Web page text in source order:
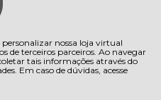
nossa loja virtual
de terceiros parceiros. Ao navegar
tais informações através do
Em caso de dúvidas, acesse